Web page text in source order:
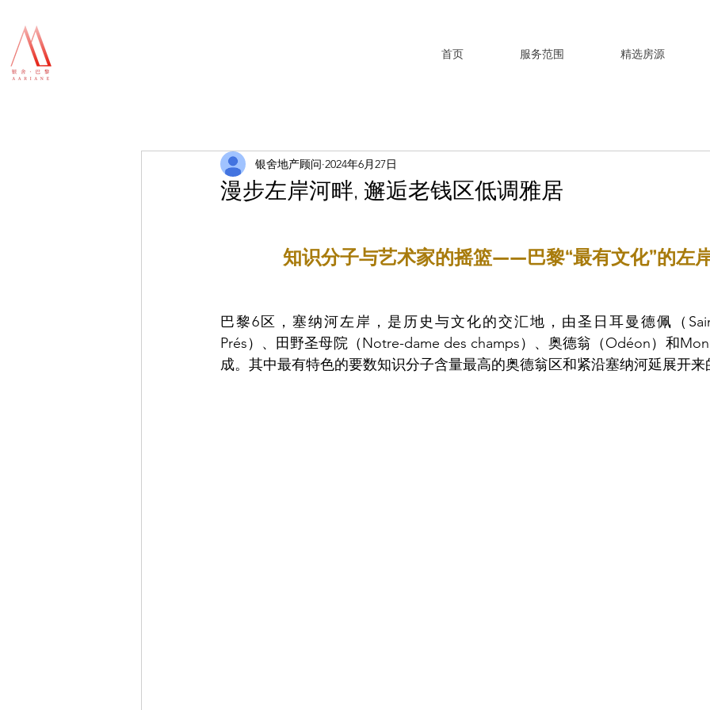
首页 服务范围 精选房源
漫步左岸河畔, 邂逅老钱区低调雅居
银舍地产顾问 2024年6月27日
知识分子与艺术家的摇篮——巴黎“最有文化”的左
巴黎6区，塞纳河左岸，是历史与文化的交汇地，由圣日耳曼德佩（
Prés）、田野圣母院（Notre-dame des champs）、奥德翁（Odéon）和
成。其中最有特色的要数知识分子含量最高的奥德翁区和紧沿塞纳河延展开来